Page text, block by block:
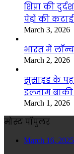
शिप्रा की
पेड़ों की
March 3, 2026
भारत में
March 2, 2026
सुसाइड के
इल्जाम
March 1, 2026
मोस्ट पॉपुलर
March 16, 2025